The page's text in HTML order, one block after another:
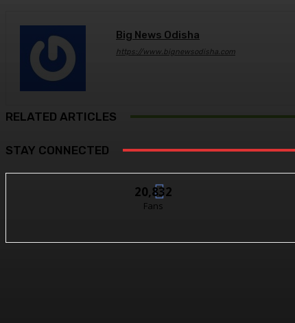
Big News Odisha
https://www.bignewsodisha.com
RELATED ARTICLES
STAY CONNECTED
20,832
Fans